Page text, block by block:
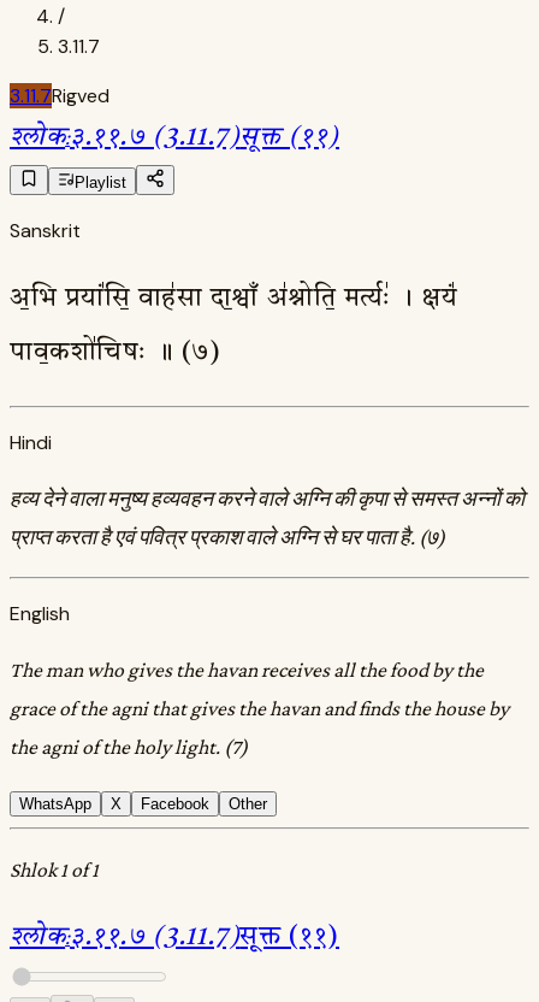
/
3.11.7
3.11.7Rigved
श्लोक:३.११.७ (3.11.7)सूक्त (११)
Playlist
Sanskrit
अ॒भि प्रयां॑सि॒ वाह॑सा दा॒श्वाँ अ॑श्नोति॒ मर्त्यः॑ । क्षयं॑
पाव॒कशो॑चिषः ॥ (७)
Hindi
हव्य देने वाला मनुष्य हव्यवहन करने वाले अग्नि की कृपा से समस्त अन्नों को
प्राप्त करता है एवं पवित्र प्रकाश वाले अग्नि से घर पाता है. (७)
English
The man who gives the havan receives all the food by the
grace of the agni that gives the havan and finds the house by
the agni of the holy light. (7)
WhatsApp X Facebook Other
Shlok 1 of 1
श्लोक:३.११.७ (3.11.7)सूक्त (११)